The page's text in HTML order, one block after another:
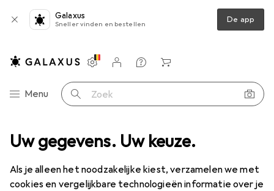
Uw gegevens. Uw keuze.
Als je alleen het noodzakelijke kiest, verzamelen we met
cookies en vergelijkbare technologieën informatie over je
Galaxus
Sneller vinden en bestellen De app
Categorie navigatie
Menu Zoek op
Instellingen
Klantenaccount
Produktvergelijking
Verlanglijstje
Winkelmandje
Multimeter Hobbes Kabeltester